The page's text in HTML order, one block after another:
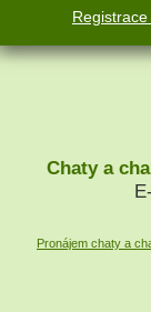
Chaty a
Pronájem chaty a